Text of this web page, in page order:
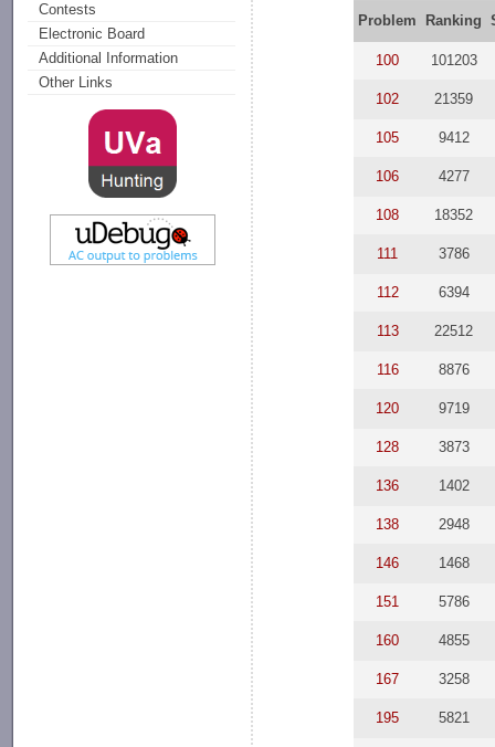
Contests
Electronic Board
Additional Information
Other Links
Problem Ranking
100 101203
102 21359
105 9412
106 4277
108 18352
111 3786
112 6394
113 22512
116 8876
120 9719
128 3873
136 1402
138 2948
146 1468
151 5786
160 4855
167 3258
195 5821